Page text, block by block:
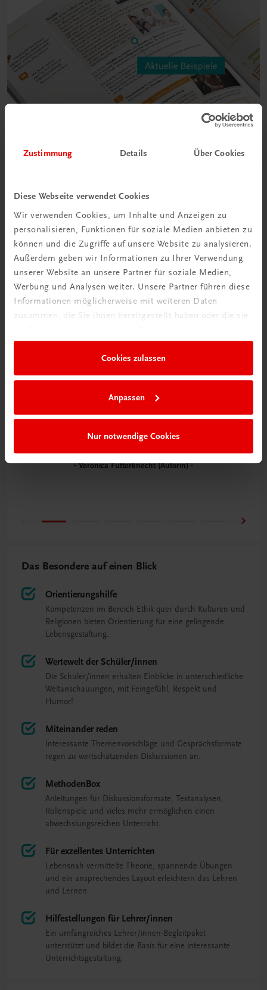
Zustimmung Details Über Cookies
Diese Webseite verwendet Cookies
Wir verwenden Cookies, um Inhalte und Anzeigen zu
personalisieren, Funktionen für soziale Medien anbieten zu
können und die Zugriffe auf unsere Website zu analysieren.
Außerdem geben wir Informationen zu Ihrer Verwendung
unserer Website an unsere Partner für soziale Medien,
Werbung und Analysen weiter. Unsere Partner führen diese
Informationen möglicherweise mit weiteren Daten
zusammen, die Sie ihnen bereitgestellt haben oder die sie
Cookies zulassen
Anpassen
Nur notwendige Cookies
Schülerinnen und Schüler dazu ein,
nachzudenken, zu vergleichen, Toleranz und
schauen und die Werthaltungen und
Überzeugungen anderer zu respektieren, wird
Veronica Futterknecht (Autorin)
Das Besondere auf einen Blick
Orientierungshilfe
Kompetenzen im Bereich Ethik quer durch Kulturen und
Religionen bieten Orientierung für eine gelingende
Lebensgestaltung.
Wertewelt der Schüler/innen
Die Schüler/innen erhalten Einblicke in unterschiedliche
Weltanschauungen, mit Feingefühl, Respekt und
Humor!
Miteinander reden
Interessante Themenvorschläge und Gesprächsformate
regen zu wertschätzenden Diskussionen an.
MethodenBox
Anleitungen für Diskussionsformate, Textanalysen,
Rollenspiele und vieles mehr ermöglichen einen
abwechslungsreichen Unterricht.
Für exzellentes Unterrichten
Lebensnah vermittelte Theorie, spannende Übungen
und ein ansprechendes Layout erleichtern das Lehren
und Lernen.
Hilfestellungen für Lehrer/innen
Ein umfangreiches Lehrer/innen-Begleitpaket
unterstützt und bildet die Basis für eine interessante
Unterrichtsgestaltung.